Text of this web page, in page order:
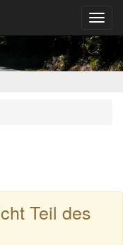
Teil des